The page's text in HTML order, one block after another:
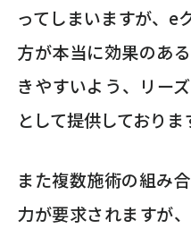
ってしまいますが、e
方が本当に効果のあ
きやすいよう、リー
として提供しておりま
また複数施術の組み
力が要求されますが